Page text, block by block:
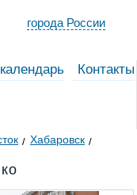
города России
Контакты
Хабаровск